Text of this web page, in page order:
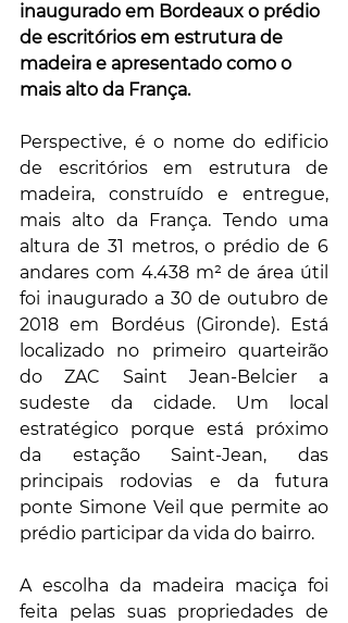
inaugurado em Bordeaux o prédio
de escritórios em estrutura de
madeira e apresentado como o
mais alto da França.
Perspective, é o nome do edificio
de escritórios em estrutura de
madeira, construído e entregue,
mais alto da França. Tendo uma
altura de 31 metros, o prédio de 6
andares com 4.438 m² de área útil
foi inaugurado a 30 de outubro de
2018 em Bordéus (Gironde). Está
localizado no primeiro quarteirão
do ZAC Saint Jean-Belcier a
sudeste da cidade. Um local
estratégico porque está próximo
da estação Saint-Jean, das
principais rodovias e da futura
ponte Simone Veil que permite ao
prédio participar da vida do bairro.
A escolha da madeira maciça foi
feita pelas suas propriedades de